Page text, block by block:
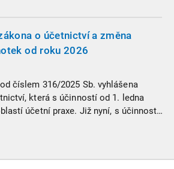
finanční ředitelství (GFŘ) zveřejnilo
o účetnictví a změna
od roku 2026
číslem 316/2025 Sb. vyhlášena
která s účinností od 1. ledna
účetní praxe. Již nyní, s účinností
zvýšená kritéria pro zařazení firem
se zpětně již pro účetní období